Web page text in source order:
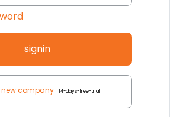
signin
new company 14-days-free-trial